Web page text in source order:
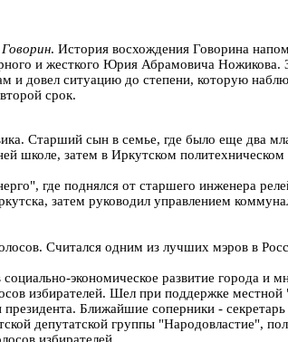
. История восхождения Говорина
и жесткого Юрия Абрамовича Ножикова.
и довел ситуацию до степени, которую
срок.
Старший сын в семье, где было еще два
школе, затем в Иркутском
где поднялся от старшего инженера
затем руководил управлением
Считался одним из лучших мэров в
экономическое развитие города и
избирателей. Шел при поддержке местной
Ближайшие соперники -
депутатской группы "Народовластие",
избирателей.